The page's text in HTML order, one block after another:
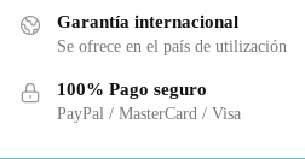
Garantía internacional
Se ofrece en el país de utilización
100% Pago seguro
PayPal / MasterCard / Visa